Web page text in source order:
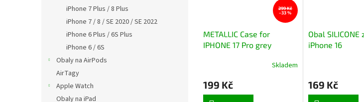
iPhone 7 Plus / 8 Plus
iPhone 7 / 8 / SE 2020 / SE 2022
iPhone 6 Plus / 6S Plus
iPhone 6 / 6S
Obaly na AirPods
AirTagy
Apple Watch
Obaly na iPad
299 Kč
–33 %
METALLIC Case for
IPHONE 17 Pro grey
Skladem
199 Kč
Obal SILICONE
iPhone 16
169 Kč